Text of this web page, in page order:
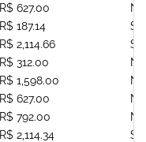
R$ 627.00
R$ 187.14
R$ 2,114.66
R$ 312.00
R$ 1,598.00
R$ 627.00
R$ 792.00
R$ 2,114.34